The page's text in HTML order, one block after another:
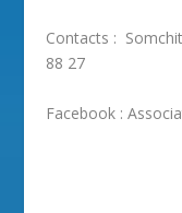
Contacts :
88 27
Facebook :